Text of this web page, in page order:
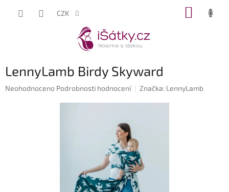
CZK
LennyLamb Birdy Skyward
Průměrné
Neohodnoceno Podrobnosti hodnocení Značka: LennyLamb